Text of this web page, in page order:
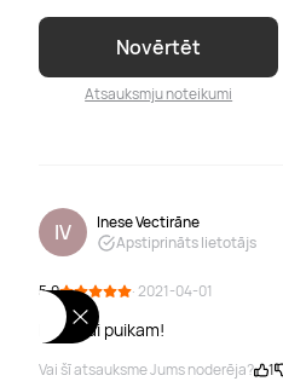
Novērtēt
Atsauksmju noteikumi
IV
Inese Vectirāne
Apstiprināts lietotājs
5.0 · 2021-04-01
Dāvanai puikam!
Vai šī atsauksme Jums noderēja? 1